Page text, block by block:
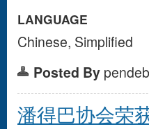
LANGUAGE
Chinese, Simplified
Posted By
潘得巴协会荣